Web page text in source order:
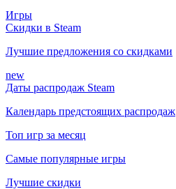
Игры
Скидки в Steam
Лучшие предложения со скидками
new
Даты распродаж Steam
Календарь предстоящих распродаж
Топ игр за месяц
Самые популярные игры
Лучшие скидки